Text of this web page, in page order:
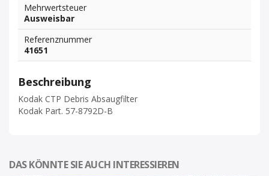
Mehrwertsteuer
Ausweisbar
Referenznummer
41651
Beschreibung
Kodak CTP Debris Absaugfilter
Kodak Part. 57-8792D-B
DAS KÖNNTE SIE AUCH INTERESSIEREN